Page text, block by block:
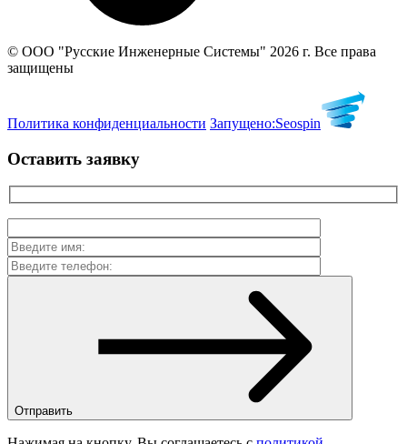
© ООО "Русские Инженерные Системы" 2026 г. Все права
защищены
Политика конфиденциальности Запущено:Seospin
Оставить заявку
Отправить